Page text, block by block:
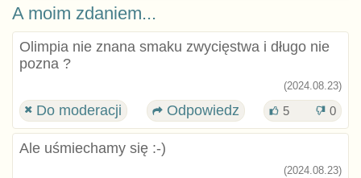
A moim zdaniem...
Olimpia nie znana smaku zwycięstwa i długo nie
pozna ?
(2024.08.23)
Do moderacji Odpowiedz 5 0
Ale uśmiechamy się :⁠-⁠)
(2024.08.23)